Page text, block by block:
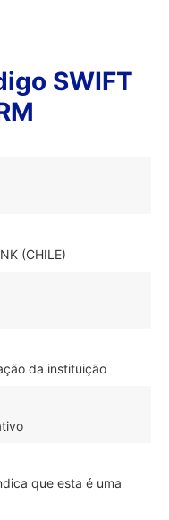
SWIFT
(CHILE)
da instituição
que esta é uma